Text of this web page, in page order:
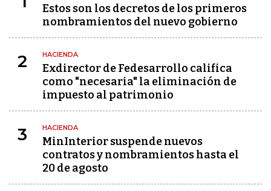
Estos son los decretos de los primeros
nombramientos del nuevo gobierno
2 HACIENDA
Exdirector de Fedesarrollo califica
como "necesaria" la eliminación de
impuesto al patrimonio
3 HACIENDA
MinInterior suspende nuevos
contratos y nombramientos hasta el
20 de agosto